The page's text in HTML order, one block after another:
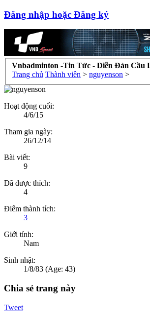
Đăng nhập hoặc Đăng ký
Vnbadminton -Tin Tức - Diễn Đàn Cầu
Trang chủ Thành viên > nguyenson >
Hoạt động cuối:
4/6/15
Tham gia ngày:
26/12/14
Bài viết:
9
Đã được thích:
4
Điểm thành tích:
3
Giới tính:
Nam
Sinh nhật:
1/8/83 (Age: 43)
Chia sẻ trang này
Tweet